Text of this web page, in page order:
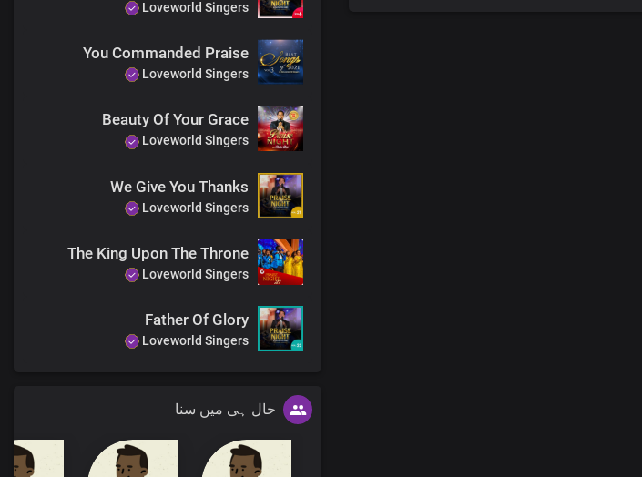
Loveworld Singers
You Commanded Praise
Loveworld Singers
Beauty Of Your Grace
Loveworld Singers
We Give You Thanks
Loveworld Singers
The King Upon The Throne
Loveworld Singers
Father Of Glory
Loveworld Singers
حال ہی میں سنا